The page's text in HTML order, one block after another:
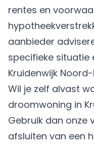
rentes en
aanbieder
specifieke situatie
Kruidenwijk
Wil je zelf alvast
droomwoning in
Gebruik dan onze
afsluiten van een